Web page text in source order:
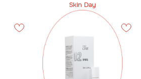
Skin Day